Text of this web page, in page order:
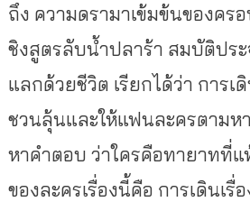
ถึง ความดรามาเข้มข้นของคร
ชิงสูตรลับน้ำปลาร้า สมบัติปร
แลกด้วยชีวิต เรียกได้ว่า การเ
ชวนลุ้นและให้แฟนละครตามห
หาคำตอบ ว่าใครคือทายาทที่
ของละครเรื่องนี้คือ การเดินเรื่